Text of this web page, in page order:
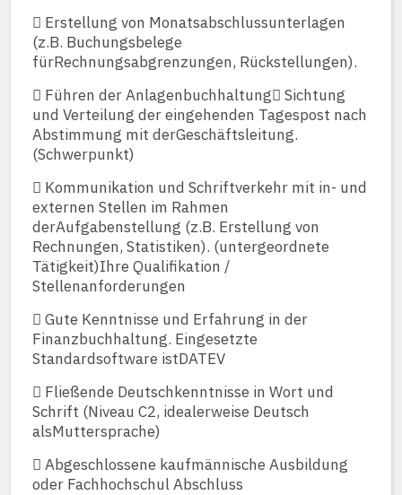
 Erstellung von Monatsabschlussunterlagen
(z.B. Buchungsbelege
fürRechnungsabgrenzungen, Rückstellungen).
 Führen der Anlagenbuchhaltung Sichtung
und Verteilung der eingehenden Tagespost nach
Abstimmung mit derGeschäftsleitung.
(Schwerpunkt)
 Kommunikation und Schriftverkehr mit in- und
externen Stellen im Rahmen
derAufgabenstellung (z.B. Erstellung von
Rechnungen, Statistiken). (untergeordnete
Tätigkeit)Ihre Qualifikation /
Stellenanforderungen
 Gute Kenntnisse und Erfahrung in der
Finanzbuchhaltung. Eingesetzte
Standardsoftware istDATEV
 Fließende Deutschkenntnisse in Wort und
Schrift (Niveau C2, idealerweise Deutsch
alsMuttersprache)
 Abgeschlossene kaufmännische Ausbildung
oder Fachhochschul Abschluss